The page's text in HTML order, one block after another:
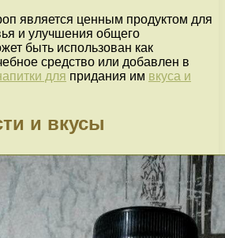
является ценным продуктом для
и улучшения общего
быть использован как
средство или добавлен в
для придания им вкуса и
и вкусы